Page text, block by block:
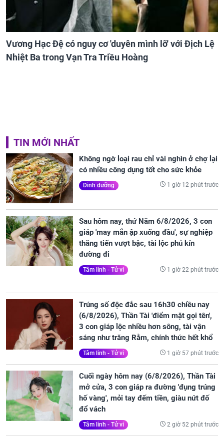
Vương Hạc Đệ có nguy cơ 'duyên mình lỡ' với Địch Lệ
Nhiệt Ba trong Vạn Tra Triều Hoàng
TIN MỚI NHẤT
Không ngờ loại rau chỉ vài nghìn ở chợ lại
có nhiều công dụng tốt cho sức khỏe
Dinh dưỡng 1 giờ 12 phút trước
Sau hôm nay, thứ Năm 6/8/2026, 3 con
giáp 'may mắn ập xuống đầu', sự nghiệp
thăng tiến vượt bậc, tài lộc phủ kín
đường đi
Tâm linh - Tử vi 1 giờ 22 phút trước
Trúng số độc đắc sau 16h30 chiều nay
(6/8/2026), Thần Tài 'điểm mặt gọi tên',
3 con giáp lộc nhiều hơn sông, tài vận
sáng như trăng Rằm, chính thức hết khổ
Tâm linh - Tử vi 1 giờ 57 phút trước
Cuối ngày hôm nay (6/8/2026), Thần Tài
mở cửa, 3 con giáp ra đường 'đụng trúng
hố vàng', mỏi tay đếm tiền, giàu nứt đố
đổ vách
Tâm linh - Tử vi 2 giờ 52 phút trước